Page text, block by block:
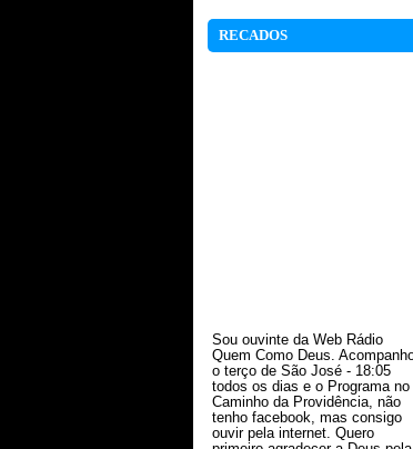
RECADOS
Quem Como Deus. Acompanho
o terço de São José - 18:05
todos os dias e o Programa no
Caminho da Providência, não
tenho facebook, mas consigo
ouvir pela internet. Quero
primeiro agradecer a Deus pela
vida do Pe. Erconides uma vida